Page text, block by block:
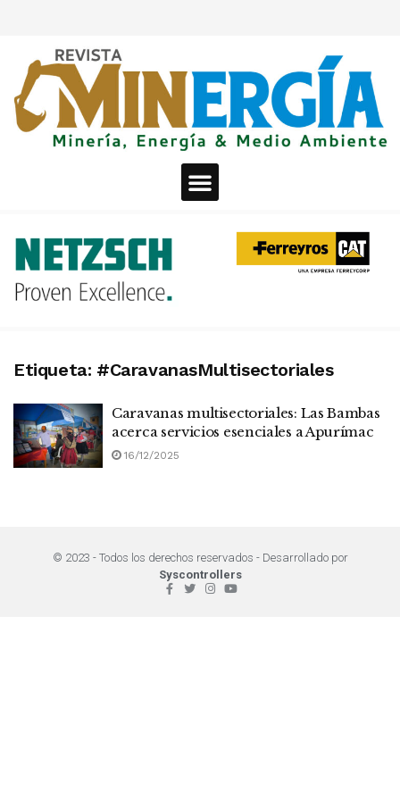
Etiqueta: #CaravanasMultisectoriales
Caravanas multisectoriales: Las Bambas
acerca servicios esenciales a Apurímac
16/12/2025
© 2023 - Todos los derechos reservados - Desarrollado por
Syscontrollers